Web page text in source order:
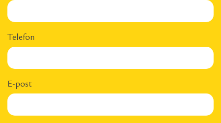
Telefon
E-post